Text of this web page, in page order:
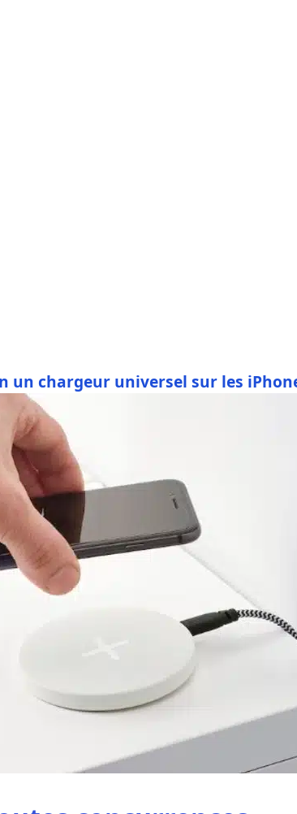
un chargeur universel sur les